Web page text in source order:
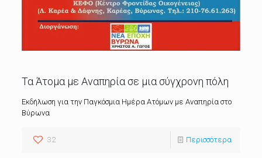
Τα Άτομα με Αναπηρία σε μια σύγχρονη πόλη
Εκδήλωση για την Παγκόσμια Ημέρα Ατόμων με Αναπηρία στο
Βύρωνα
32 Περισσότερα